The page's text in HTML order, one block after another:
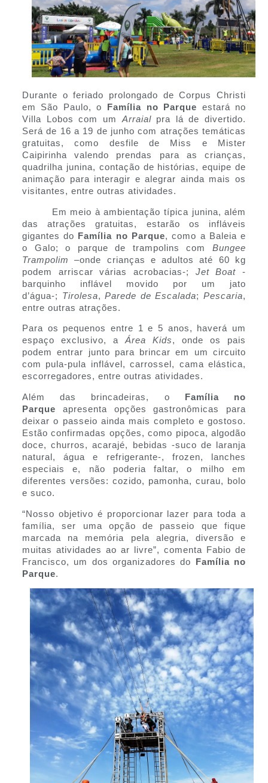
Durante o feriado prolongado de Corpus Christi
em São Paulo, o
Família no Parque estará no
Villa Lobos com um Arraialpra lá de divertido.
Será de 16 a 19 de junho com atrações temáticas
gratuitas, como desfile de Miss e Mister
Caipirinha valendo prendas para as crianças,
quadrilha junina, contação de histórias, equipe de
animação para interagir e alegrar ainda mais os
visitantes, entre outras atividades.
Em meio à ambientação típica junina, além
das atrações gratuitas, estarão os infláveis
gigantes do
Família no Parque, como a Baleia e
o Galo; o parque de trampolins comBungee
Trampolim
–onde crianças e adultos até 60 kg
podem arriscar várias acrobacias-; Jet Boat -
barquinho inflável movido por um jato
d’água-; Tirolesa,Parede de Escalada;Pescaria,
entre outras atrações.
Para os pequenos entre 1 e 5 anos, haverá um
espaço exclusivo, aÁrea Kids, onde os pais
podem entrar junto para brincar em um circuito
com pula-pula inflável, carrossel, cama elástica,
escorregadores, entre outras atividades.
Além das brincadeiras, o
Família no
Parque apresenta opções gastronômicas para
deixar o passeio ainda mais completo e gostoso.
Estão confirmadas opções, como pipoca, algodão
doce, churros, acarajé, bebidas -suco de laranja
natural, água e refrigerante-, frozen, lanches
especiais e, não poderia faltar, o milho em
diferentes versões: cozido, pamonha, curau, bolo
e suco.
“Nosso objetivo é proporcionar lazer para toda a
família, ser uma opção de passeio que fique
marcada na memória pela alegria, diversão e
muitas atividades ao ar livre”, comenta Fabio de
Francisco, um dos organizadores do
Família no
Parque.